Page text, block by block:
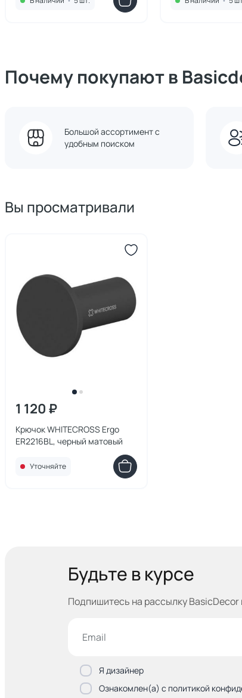
Почему покупают в
Большой ассортимент с
удобным поиском
Вы просматривали
1 120 ₽
Крючок WHITECROSS Ergo
ER2216BL, черный матовый
Уточняйте
Будьте в курсе
Подпишитесь на рассылку BasicDecor
Я дизайнер
Ознакомлен(а) с политикой